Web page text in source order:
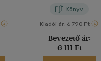
Könyv
Kiadói ár: 6 790 Ft
Bevezető ár:
6 111 Ft